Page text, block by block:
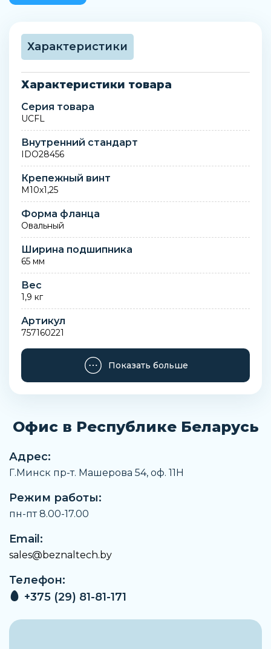
Характеристики
Характеристики товара
Серия товара
UCFL
Внутренний стандарт
IDO28456
Крепежный винт
М10х1,25
Форма фланца
Овальный
Ширина подшипника
65 мм
Вес
1,9 кг
Артикул
757160221
Производитель
Тип
Материал корпуса
Наименование
Высокотемпературный подшипниковый узел
Показать больше
Офис в Республике Беларусь
Адрес:
Г.Минск пр-т. Машерова 54, оф. 11H
Режим работы:
пн-пт 8.00-17.00
Email:
sales@beznaltech.by
Телефон:
+375 (29) 81-81-171